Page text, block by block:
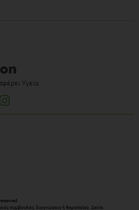
Υγεία
συμβουλές, διαγνώσεις ή θεραπείες. Δείτε